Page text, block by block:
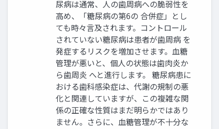
尿病は通常、人の歯周病への脆弱性を
高め、「糖尿病の第6の 合併症」とし
ても時々言及されます。コントロール
されていない糖尿病は患者が歯周病 を
発症するリスクを増加させます。血糖
管理が悪いと、個人の状態は歯肉炎か
ら歯周炎 へと進行します。 糖尿病患に
おける歯科感染症は、代謝の規制の悪
化と関連していますが、この複雑な関
係の正確な性質はまだ明らかではあり
ません。さらに、血糖管理が不十分な